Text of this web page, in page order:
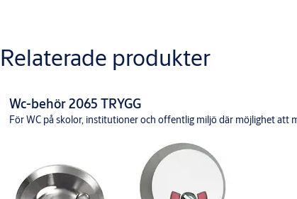
Relaterade produkter
Wc-behör 2065 TRYGG
För WC på skolor, institutioner och offentlig miljö där möjlighet att